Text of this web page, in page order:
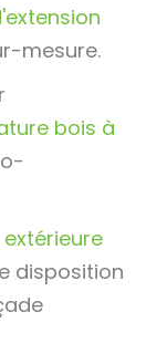
mesure.
bois à
disposition